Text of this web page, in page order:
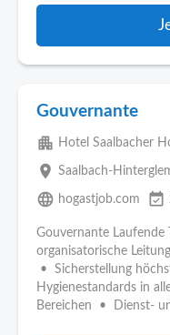
Gouvernante
apartment Hotel Saalbacher
place Saalbach-
language hogastjob.com event_available
Gouvernante
organisatorische
• Sicherstellung
Hygienestandards in
Bereichen • Dienst-